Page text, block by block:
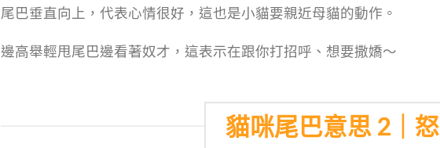
尾巴垂直向上，代表心情很好，這也是小貓要親近母貓的動作。
邊高舉輕甩尾巴邊看著奴才，這表示在跟你打招呼、想要撒嬌～
貓咪尾巴意思 2｜怒